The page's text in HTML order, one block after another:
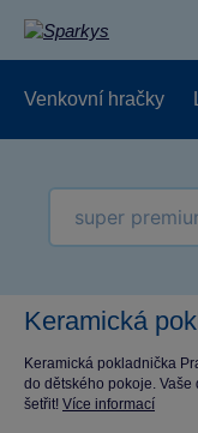
Venkovní hračky
Keramická
Keramická pokladnička
do dětského pokoje.
šetřit! Více informací